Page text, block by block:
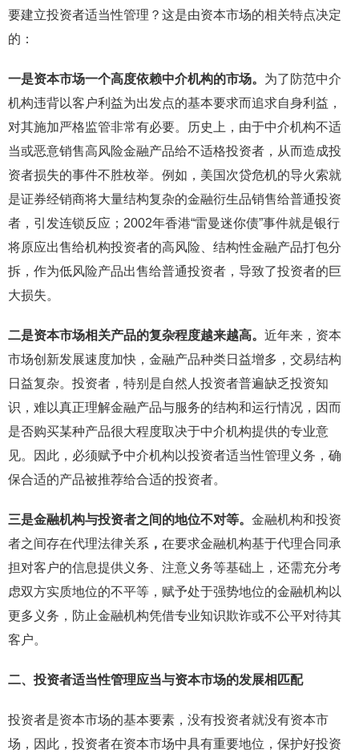
要建立投资者适当性管理？这是由资本市场的相关特点决定
的：
一是资本市场一个高度依赖中介机构的市场。 为了防范中介
机构违背以客户利益为出发点的基本要求而追求自身利益，
对其施加严格监管非常有必要。历史上，由于中介机构不适
当或恶意销售高风险金融产品给不适格投资者，从而造成投
资者损失的事件不胜枚举。例如，美国次贷危机的导火索就
是证券经销商将大量结构复杂的金融衍生品销售给普通投资
者，引发连锁反应；2002年香港“雷曼迷你债”事件就是银行
将原应出售给机构投资者的高风险、结构性金融产品打包分
拆，作为低风险产品出售给普通投资者，导致了投资者的巨
大损失。
二是资本市场相关产品的复杂程度越来越高。 近年来，资本
市场创新发展速度加快，金融产品种类日益增多，交易结构
日益复杂。投资者，特别是自然人投资者普遍缺乏投资知
识，难以真正理解金融产品与服务的结构和运行情况，因而
是否购买某种产品很大程度取决于中介机构提供的专业意
见。因此，必须赋予中介机构以投资者适当性管理义务，确
保合适的产品被推荐给合适的投资者。
三是金融机构与投资者之间的地位不对等。 金融机构和投资
者之间存在代理法律关系 ， 在要求金融机构基于代理合同承
担对客户的信息提供义务、注意义务等基础上，还需充分考
虑双方实质地位的不平等，赋予处于强势地位的金融机构以
更多义务，防止金融机构凭借专业知识欺诈或不公平对待其
客户。
二、投资者适当性管理应当与资本市场的发展相匹配
投资者是资本市场的基本要素，没有投资者就没有资本市
场，因此，投资者在资本市场中具有重要地位，保护好投资